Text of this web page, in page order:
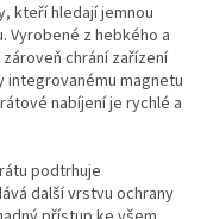
kteří hledají jemnou
Vyrobené z hebkého a
chrání zařízení
integrovanému magnetu
nabíjení je rychlé a
podtrhuje
další vrstvu ochrany